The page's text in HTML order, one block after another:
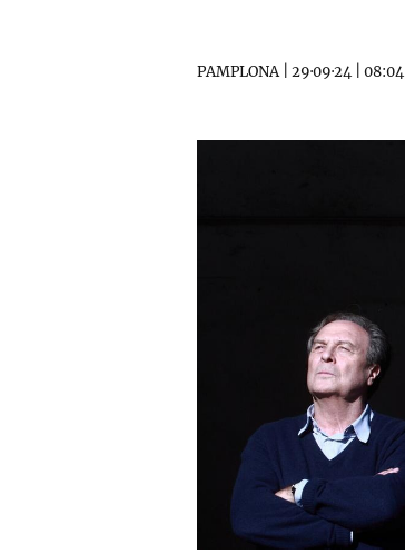
PAMPLONA| 29·09·24 08:04